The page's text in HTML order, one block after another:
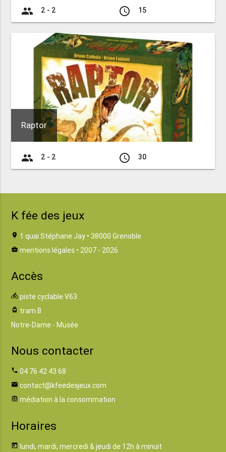
group 2 - 2 access_time 15
Raptor
group 2 - 2 access_time 30
K fée des jeux
location_on 1 quai Stéphane Jay • 38000 Grenoble
business_center mentions légales • 2007 - 2026
Accès
directions_bike piste cyclable V63
tram tram B
Notre-Dame - Musée
Nous contacter
phone 04 76 42 43 68
email contact@kfeedesjeux.com
balance médiation à la consommation
Horaires
today lundi, mardi, mercredi & jeudi de 12h à minuit